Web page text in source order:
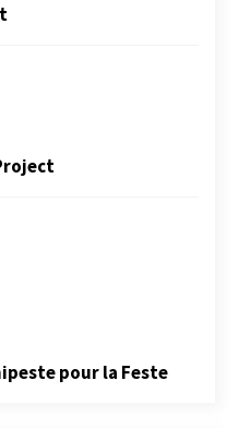
pour la Feste